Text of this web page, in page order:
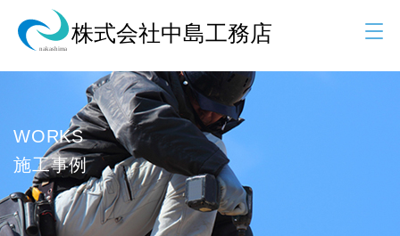
WORKS
施工事例